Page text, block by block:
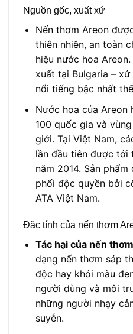
Nguồn gốc, xuất xứ
Nến thơm Areon
thiên nhiên, an toàn
hiệu nước hoa
xuất tại Bulgaria –
nổi tiếng bậc nhất
Nước hoa của Areon
100 quốc gia và
giới. Tại Việt Nam,
lần đầu tiên được tới
năm 2014. Sản
phối độc quyền bởi
ATA Việt Nam.
Đặc tính của nến thơm
Tác hại của nến thơm
dạng nến thơm sáp
độc hay khói màu
người dùng và môi
những người nhạy
suyễn.